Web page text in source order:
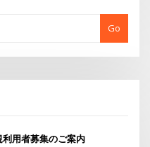
Go
用者募集のご案内